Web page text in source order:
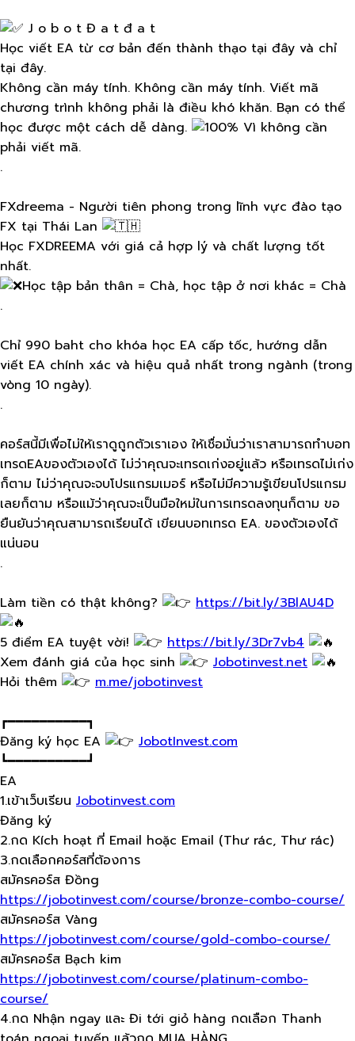
J o b o t Đ a t đ a t
Học viết EA từ cơ bản đến thành thạo tại đây và chỉ
tại đây.
Không cần máy tính. Không cần máy tính. Viết mã
chương trình không phải là điều khó khăn. Bạn có thể
học được một cách dễ dàng.
Vì không cần
phải viết mã.
.
FXdreema - Người tiên phong trong lĩnh vực đào tạo
FX tại Thái Lan
Học FXDREEMA với giá cả hợp lý và chất lượng tốt
nhất.
Học tập bản thân = Chà, học tập ở nơi khác = Chà
.
Chỉ 990 baht cho khóa học EA cấp tốc, hướng dẫn
viết EA chính xác và hiệu quả nhất trong ngành (trong
vòng 10 ngày).
.
คอร์ส​นี้มีเพื่อไม่ให้เราดูถูกตัวเราเอง​ ให้เชื่อมั่นว่าเราสามารถทำบอท
เทรดEAของตัวเองได้​ ไม่ว่าคุณจะเทรดเก่งอยู่แล้ว​ หรือเทรดไม่เก่ง
ก็ตาม​ ไม่ว่าคุณจะจบโปรแกรม​เมอร์​ หรือไม่มีความรู้เขียนโปรแกรม
เลยก็ตาม​ หรือแม้ว่าคุณจะเป็นมือใหม่ในการเทรดลงทุนก็ตาม​ ขอ
ยืนยันว่าคุณสามารถเรียนได้​ เขียนบอทเทรด​ EA.​ ของตัวเองได้
แน่นอน
.
Làm tiền có thật không? https://bit.ly/3BlAU4D
5 điểm EA tuyệt vời!
https://bit.ly/3Dr7vb4
Xem đánh giá của học sinh
Jobotinvest.net
Hỏi thêm
m.me/jobotinvest​
┏━━━━━━━━━━┓
Đăng ký học EA
JobotInvest.com
┗━━━━━━━━━━┛
EA
1.เข้าเว็บ​เรียน Jobotinvest.com
Đăng ký
2.กด Kích hoạt ที่ Email hoặc Email (Thư rác, Thư rác)
3.กดเลือกคอร์สที่ต้องการ
สมัครคอร์ส​ Đồng
https://jobotinvest.com/course/bronze-combo-course/
สมัครคอร์ส​ Vàng
https://jobotinvest.com/course/gold-combo-course/
สมัครคอร์ส​ Bạch kim
https://jobotinvest.com/course/platinum-combo-
course/
4.กด Nhận ngay และ Đi tới giỏ hàng กดเลือก​ Thanh